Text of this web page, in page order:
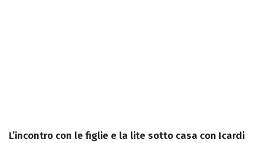
L’incontro con le figlie e la lite sotto casa con Icardi